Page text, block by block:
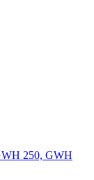
250, GWH